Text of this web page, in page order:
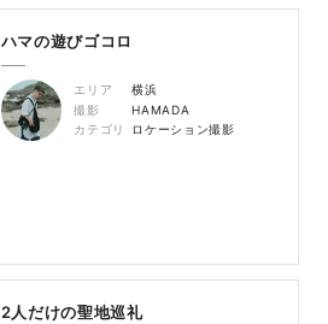
ハマの遊びゴコロ
エリア
横浜
撮影
HAMADA
カテゴリ
ロケーション撮影
2人だけの聖地巡礼